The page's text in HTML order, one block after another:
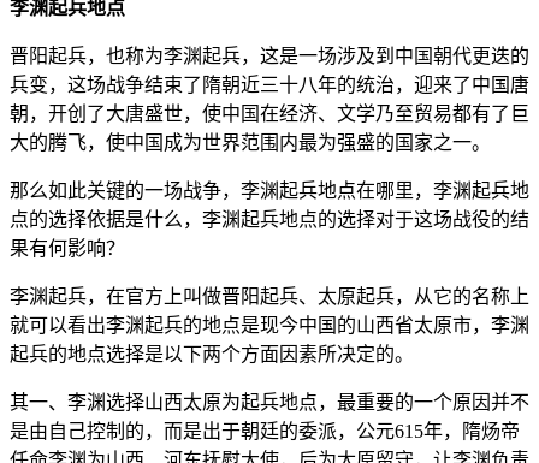
李渊起兵地点
晋阳起兵，也称为李渊起兵，这是一场涉及到中国朝代更迭的
兵变，这场战争结束了隋朝近三十八年的统治，迎来了中国唐
朝，开创了大唐盛世，使中国在经济、文学乃至贸易都有了巨
大的腾飞，使中国成为世界范围内最为强盛的国家之一。
那么如此关键的一场战争，李渊起兵地点在哪里，李渊起兵地
点的选择依据是什么，李渊起兵地点的选择对于这场战役的结
果有何影响？
李渊起兵，在官方上叫做晋阳起兵、太原起兵，从它的名称上
就可以看出李渊起兵的地点是现今中国的山西省太原市，李渊
起兵的地点选择是以下两个方面因素所决定的。
其一、李渊选择山西太原为起兵地点，最重要的一个原因并不
是由自己控制的，而是出于朝廷的委派，公元615年，隋炀帝